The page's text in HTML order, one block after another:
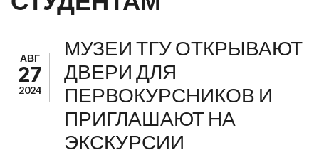
АВГ
27
2024
МУЗЕИ ТГУ ОТКРЫВАЮТ
ДВЕРИ ДЛЯ
ПЕРВОКУРСНИКОВ И
ПРИГЛАШАЮТ НА
ЭКСКУРСИИ